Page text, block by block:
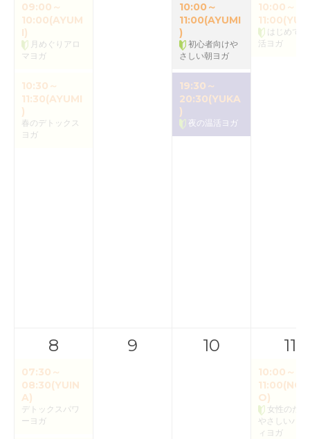
09:00～
10:00(AYUM
I)
月めぐりアロ
マヨガ
10:30～
11:30(AYUMI
)
春のデトックス
ヨガ
10:00～
11:00(AYUMI
)
初心者向けや
さしい朝ヨガ
19:30～
20:30(YUKA
)
夜の温活ヨガ
10:00～
はじめて
活ヨガ
8
07:30～
08:30(YUIN
A)
デトックスパワ
ーヨガ
9 10 11
10:00～
O)
女性のた
やさしいバク
ィヨガ